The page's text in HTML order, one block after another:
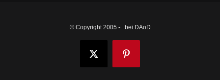
© Copyright 2005 - bei DAoD
X Pinterest